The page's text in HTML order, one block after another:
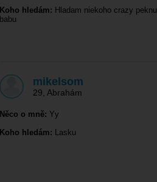
Koho hledám: Hladam niekoho crazy peknu
babu
mikelsom
29 Abrahám
Něco o mně: Yy
Koho hledám: Lasku